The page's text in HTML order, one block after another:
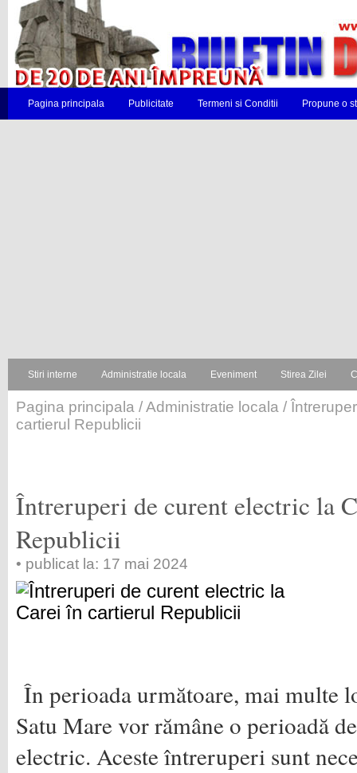
Pagina principala Publicitate Termeni si Conditii Propune o
Stiri interne Administratie locala Eveniment Stirea Zilei
Pagina principala /Administratie locala /
cartierul Republicii
Întreruperi de curent electric la
Republicii
• publicat la: 17 mai 2024
În perioada următoare, mai multe
Satu Mare vor rămâne o perioadă
electric. Aceste întreruperi sunt